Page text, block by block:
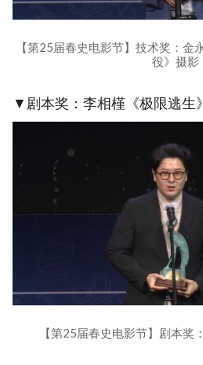
【第25届春史电影节】技术奖：金
役》摄影
▼剧本奖：李相槿《极限逃生》
【第25届春史电影节】剧本奖